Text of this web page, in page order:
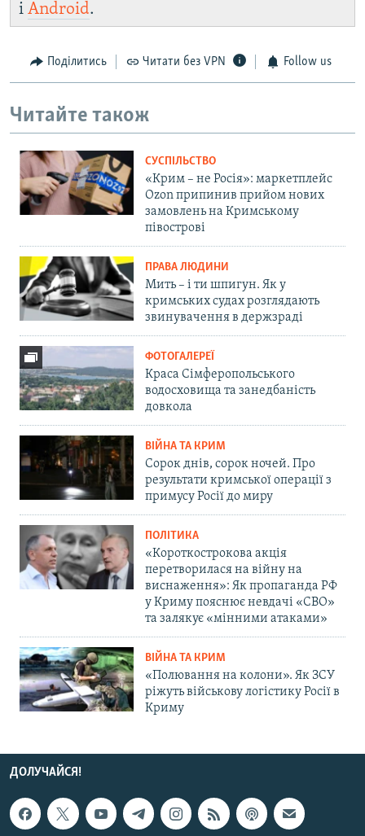
і Android.
Поділитись Читати без VPN Follow us
Читайте також
СУСПІЛЬСТВО
«Крим – не Росія»: маркетплейс
Ozon припинив прийом нових
замовлень на Кримському
півострові
ПРАВА ЛЮДИНИ
Мить – і ти шпигун. Як у
кримських судах розглядають
звинувачення в держзраді
ФОТОГАЛЕРЕЇ
Краса Сімферопольського
водосховища та занедбаність
довкола
ВІЙНА ТА КРИМ
Сорок днів, сорок ночей. Про
результати кримської операції з
примусу Росії до миру
ПОЛІТИКА
«Короткострокова акція
перетворилася на війну на
виснаження»: Як пропаганда РФ
у Криму пояснює невдачі «СВО»
та залякує «мінними атаками»
ВІЙНА ТА КРИМ
«Полювання на колони». Як ЗСУ
ріжуть військову логістику Росії в
Криму
ДОЛУЧАЙСЯ!